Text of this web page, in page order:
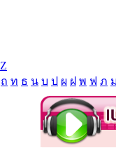
Z
ถ ท ธ น บ ป ผ ฝ พ ฟ ภ